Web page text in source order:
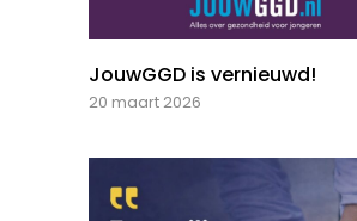
JouwGGD is vernieuwd!
20 maart 2026